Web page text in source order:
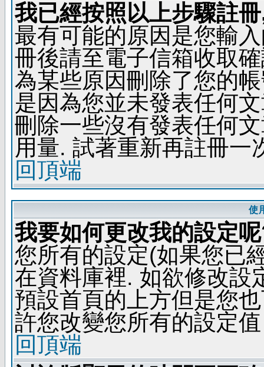
我已經按照以上步驟註
最有可能的原因是您輸
冊後請至電子信箱收取
為某些原因刪除了您的
是因為您並未發表任何
刪除一些沒有發表任何
用量. 試著重新再註冊一
回頂端
使
我要如何更改我的設定
您所有的設定(如果您已
在資料庫裡. 如欲修改設
預設首頁的上方但是您
許您改變您所有的設定值
回頂端